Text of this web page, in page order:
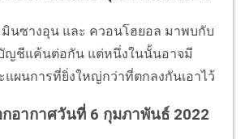
นซางอุน และ ควอนโฮยอล มาพบกับ
ญชีแค้นต่อกัน แต่หนึ่งในนั้นอาจมี
แผนการที่ยิ่งใหญ่กว่าที่ตกลงกันเอาไว้
กอากาศวันที่ 6 กุมภาพันธ์ 2022